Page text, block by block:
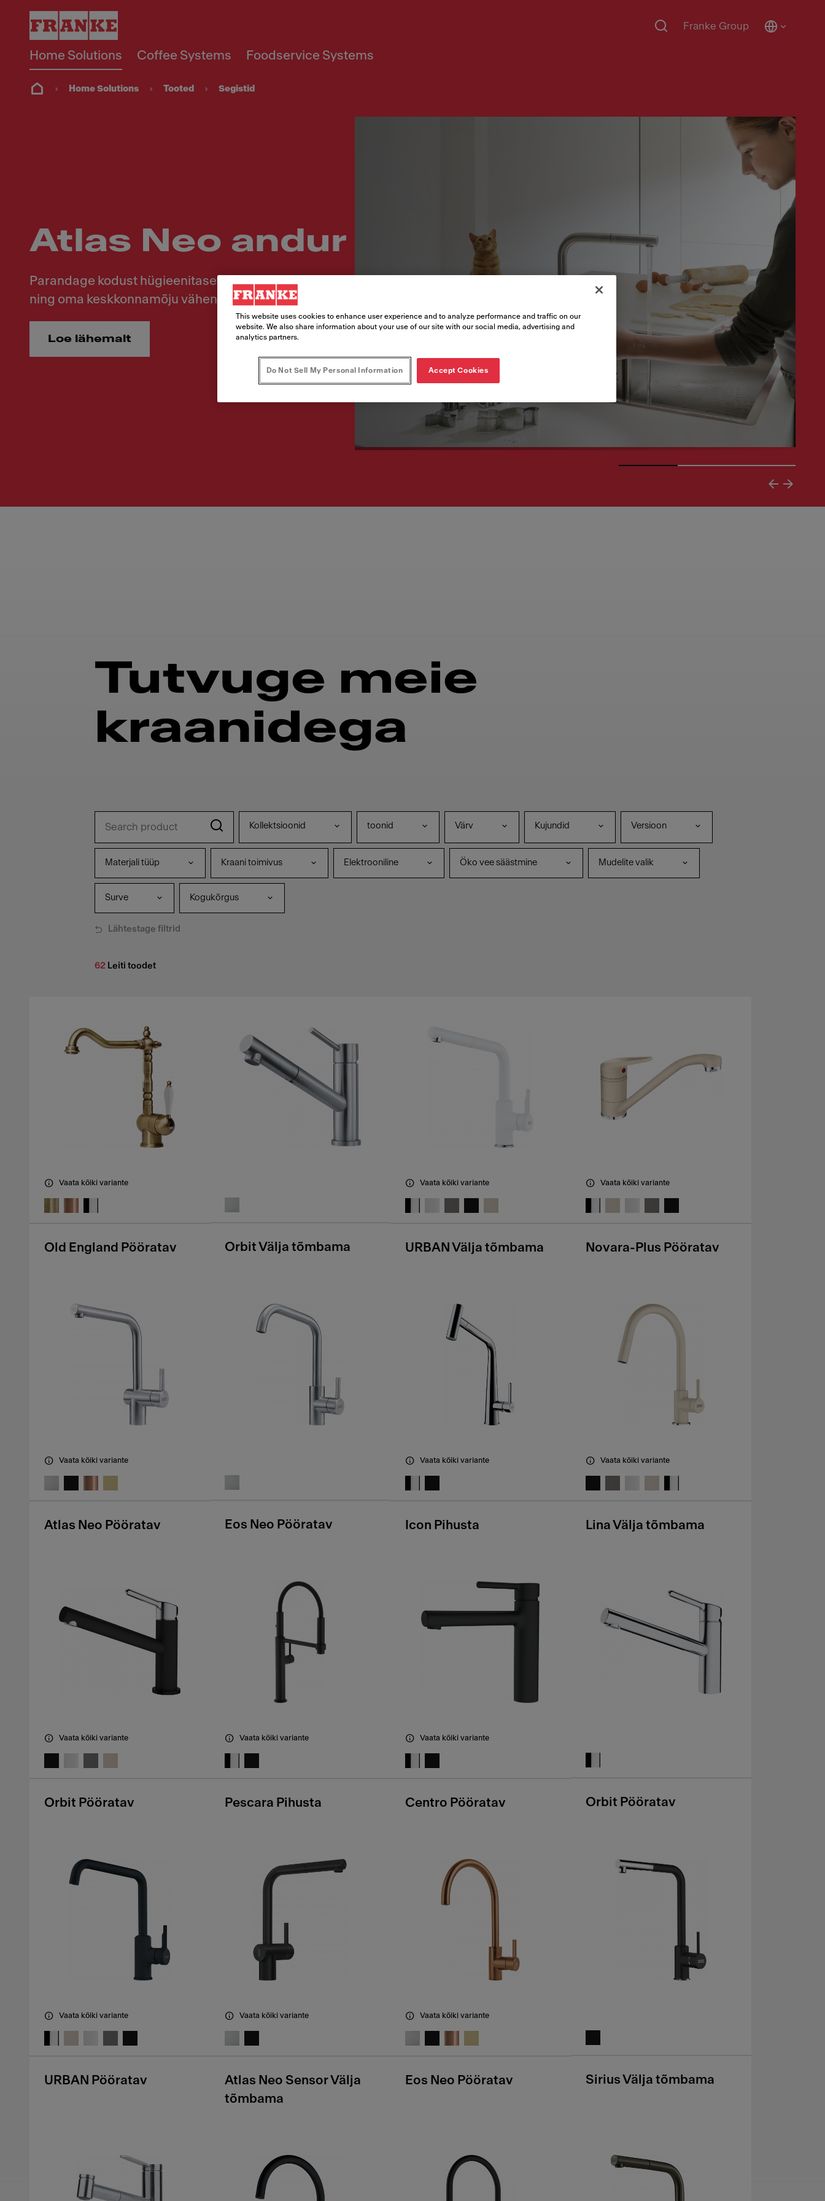
Home Solutions Coffee Systems Foodservice Systems
Franke Group
Home Solutions Tooted Segistid
Atlas Neo andur
Parandage kodust hügieenitaset, samal ajal kulusid kärpides
ning oma keskkonnamõju vähendades
Loe lähemalt
Tutvuge meie
kraanidega
Kollektsioonid toonid Värv Kujundid Versioon
Materjali tüüp Kraani toimivus Elektrooniline Öko vee säästmine Mudelite valik
Surve Kogukõrgus
Lähtestage filtrid
62 Leiti toodet
Vaata kõiki variante
Old England Pööratav Orbit Välja tõmbama
Vaata kõiki variante
URBAN Välja tõmbama
Vaata kõiki variante
Novara-Plus Pööratav
Vaata kõiki variante
Atlas Neo Pööratav Eos Neo Pööratav
Vaata kõiki variante
Icon Pihusta
Vaata kõiki variante
Lina Välja tõmbama
Vaata kõiki variante
Orbit Pööratav
Vaata kõiki variante
Pescara Pihusta
Vaata kõiki variante
Centro Pööratav Orbit Pööratav
Vaata kõiki variante
URBAN Pööratav
Vaata kõiki variante
Atlas Neo Sensor Välja
tõmbama
Vaata kõiki variante
Eos Neo Pööratav Sirius Välja tõmbama
This website uses cookies to enhance user experience and to analyze performance and traffic on our
website. We also share information about your use of our site with our social media, advertising and
analytics partners.
Do Not Sell My Personal Information Accept Cookies